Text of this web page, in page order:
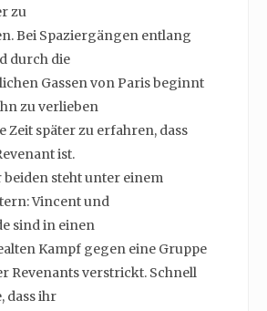
zu
Bei Spaziergängen entlang
durch die
Gassen von Paris beginnt
zu verlieben
Zeit später zu erfahren, dass
ist.
beiden steht unter einem
Vincent und
sind in einen
Kampf gegen eine Gruppe
Revenants verstrickt. Schnell
dass ihr